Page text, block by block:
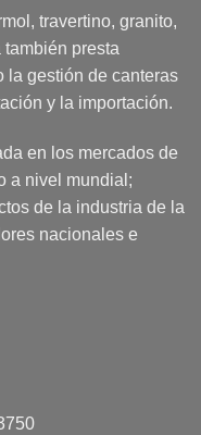
travertino, granito,
presta
la gestión de canteras
y la importación.
en los mercados de
a nivel mundial;
de la industria de la
nacionales e